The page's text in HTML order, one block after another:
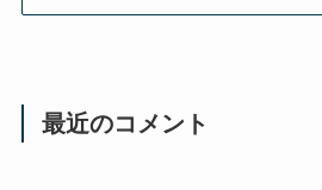
最近のコメント